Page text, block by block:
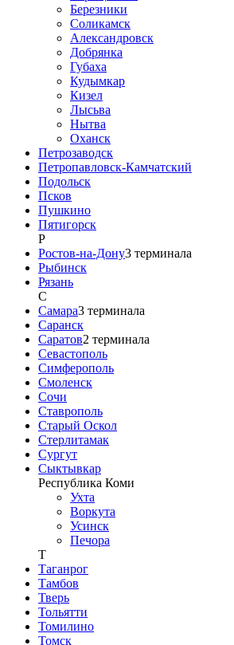
Березники
Соликамск
Александровск
Добрянка
Губаха
Кудымкар
Кизел
Лысьва
Нытва
Оханск
Петрозаводск
Петропавловск-Камчатский
Подольск
Псков
Пушкино
Пятигорск
Р
Ростов-на-Дону3 терминала
Рыбинск
Рязань
С
Самара3 терминала
Саранск
Саратов2 терминала
Севастополь
Симферополь
Смоленск
Сочи
Ставрополь
Старый Оскол
Стерлитамак
Сургут
Сыктывкар
Республика Коми
Ухта
Воркута
Усинск
Печора
Т
Таганрог
Тамбов
Тверь
Тольятти
Томилино
Томск